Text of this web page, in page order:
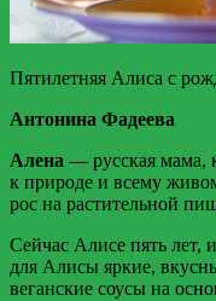
Пятилетняя Алиса с
Антонина Фадеева
Алена — русская мама,
к природе и всему
рос на растительной
Сейчас Алисе пять лет,
для Алисы яркие,
веганские соусы на